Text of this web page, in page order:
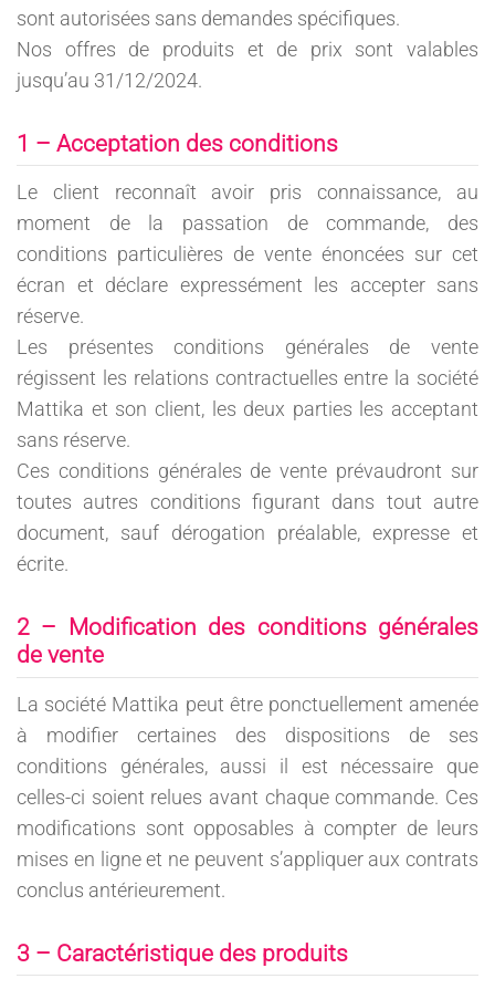
sont autorisées sans demandes spécifiques.
Nos offres de produits et de prix sont valables
jusqu’au 31/12/2024.
1 – Acceptation des conditions
Le client reconnaît avoir pris connaissance, au
moment de la passation de commande, des
conditions particulières de vente énoncées sur cet
écran et déclare expressément les accepter sans
réserve.
Les présentes conditions générales de vente
régissent les relations contractuelles entre la société
Mattika et son client, les deux parties les acceptant
sans réserve.
Ces conditions générales de vente prévaudront sur
toutes autres conditions figurant dans tout autre
document, sauf dérogation préalable, expresse et
écrite.
2 – Modification des conditions générales
de vente
La société Mattika peut être ponctuellement amenée
à modifier certaines des dispositions de ses
conditions générales, aussi il est nécessaire que
celles-ci soient relues avant chaque commande. Ces
modifications sont opposables à compter de leurs
mises en ligne et ne peuvent s’appliquer aux contrats
conclus antérieurement.
3 – Caractéristique des produits